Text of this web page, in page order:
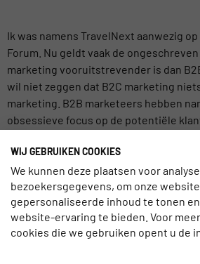
Ik was namens TravelNext aanwezig
Forum. Nu geldt vaak de
marketing vooruitstrevender is dan
wil niet zeggen dat B2C marketing
marketing. B2B marketeers hebben
obsessieve focus op de potentiële
TRAVELNEXT is hét leading
gehele reisbranche, met een focus
WIJ GEBRUIKEN COOKIES
We kunnen deze plaatsen voor
bezoekersgegevens, om onze
gepersonaliseerde inhoud te tonen
website-ervaring te bieden. Voor
cookies die we gebruiken opent u de